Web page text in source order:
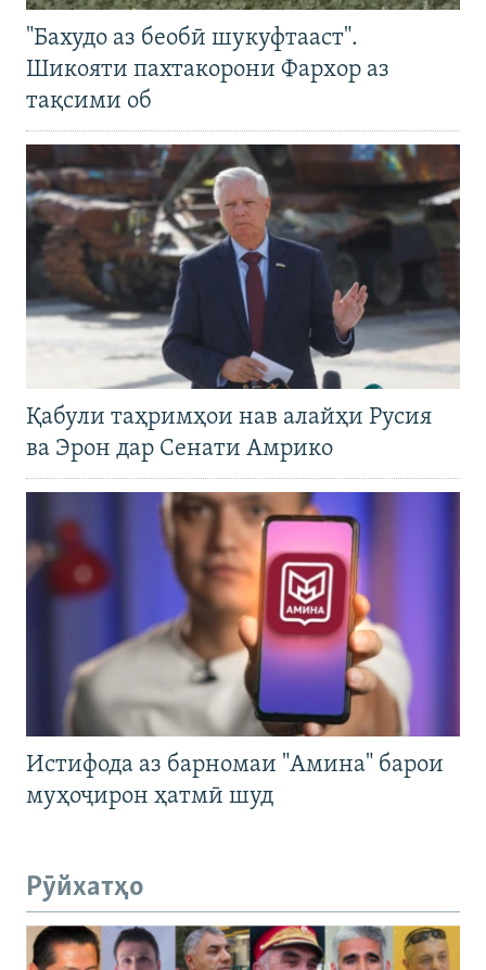
"Бахудо аз беобӣ шукуфтааст".
Шикояти пахтакорони Фархор аз
тақсими об
Қабули таҳримҳои нав алайҳи Русия
ва Эрон дар Сенати Амрико
Истифода аз барномаи "Амина" барои
муҳоҷирон ҳатмӣ шуд
Рӯйхатҳо